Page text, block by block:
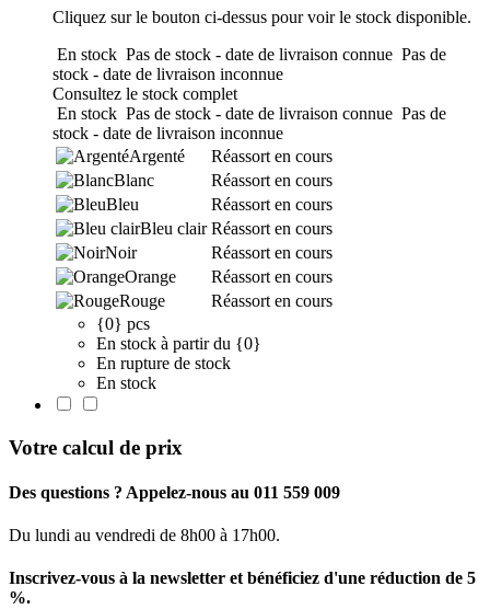
Cliquez sur le bouton ci-dessus pour voir le stock disponible.
En stock Pas de stock - date de livraison connue Pas de
stock - date de livraison inconnue
Consultez le stock complet
En stock Pas de stock - date de livraison connue Pas de
stock - date de livraison inconnue
Argenté
Réassort en cours
Blanc
Réassort en cours
Bleu
Réassort en cours
Bleu clair Réassort en cours
Noir
Réassort en cours
Orange
Réassort en cours
Rouge
Réassort en cours
{0} pcs
En stock à partir du {0}
En rupture de stock
En stock
Votre calcul de prix
Des questions ? Appelez-nous au 011 559 009
Du lundi au vendredi de 8h00 à 17h00.
Inscrivez-vous à la newsletter et bénéficiez d'une réduction de 5
%.